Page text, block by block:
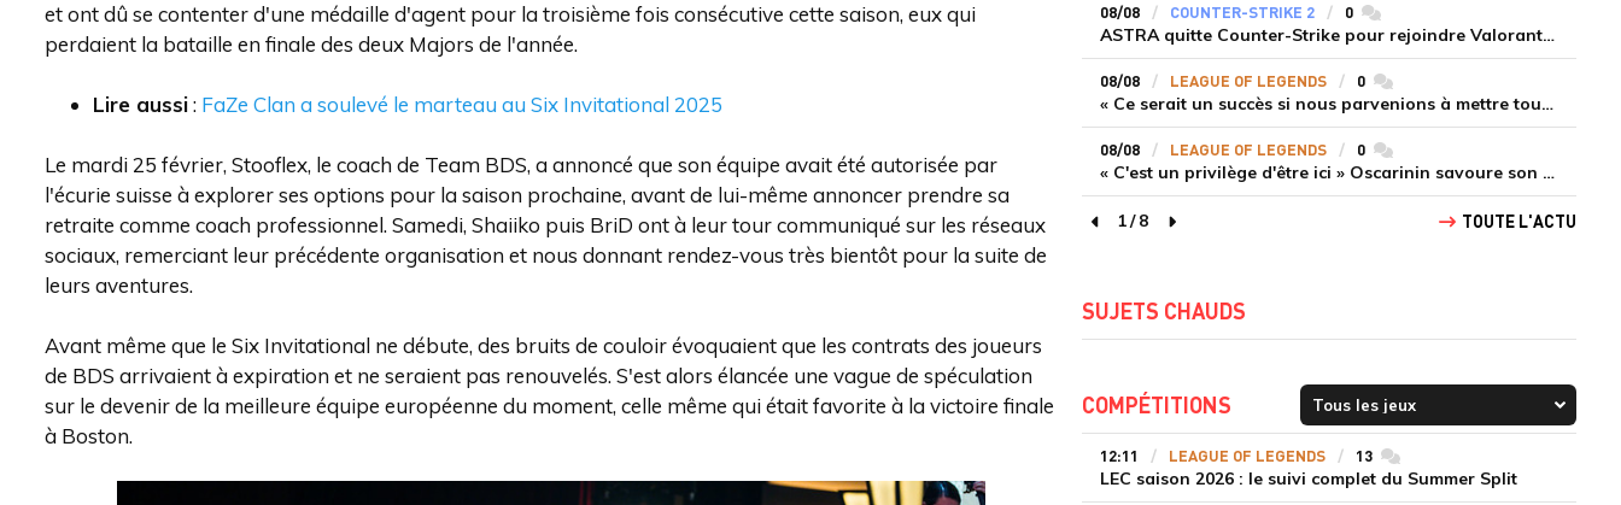
et ont dû se contenter d'une médaille d'agent pour la troisième fois consécutive cette saison, eux qui
perdaient la bataille en finale des deux Majors de l'année.
Lire aussi: FaZe Clan a soulevé le marteau au Six Invitational 2025
Le mardi 25 février, Stooflex, le coach de Team BDS, a annoncé que son équipe avait été autorisée par
l'écurie suisse à explorer ses options pour la saison prochaine, avant de lui-même annoncer prendre sa
retraite comme coach professionnel. Samedi, Shaiiko puis BriD ont à leur tour communiqué sur les réseaux
sociaux, remerciant leur précédente organisation et nous donnant rendez-vous très bientôt pour la suite de
leurs aventures.
Avant même que le Six Invitational ne débute, des bruits de couloir évoquaient que les contrats des joueurs
de BDS arrivaient à expiration et ne seraient pas renouvelés. S'est alors élancée une vague de spéculation
sur le devenir de la meilleure équipe européenne du moment, celle même qui était favorite à la victoire finale
à Boston.
08/08 COUNTER-STRIKE 2 0commentaires
ASTRA quitte Counter-Strike pour rejoindre Valorant et la scène compétitive Game Changers
08/08 LEAGUE OF LEGENDS 0commentaires
« Ce serait un succès si nous parvenions à mettre tous les joueurs à niveau pour espérer atteindre les playoffs », Nukeduck et Mithy après la victoire de Team Heretics
08/08 LEAGUE OF LEGENDS 0commentaires
« C'est un privilège d'être ici » Oscarinin savoure son retour en LEC et prépare sa revanche
page précédente
1/8
page suivante
TOUTE L'ACTU
SUJETS CHAUDS
COMPÉTITIONS
12:11 LEAGUE OF LEGENDS 13commentaires
LEC saison 2026 : le suivi complet du Summer Split